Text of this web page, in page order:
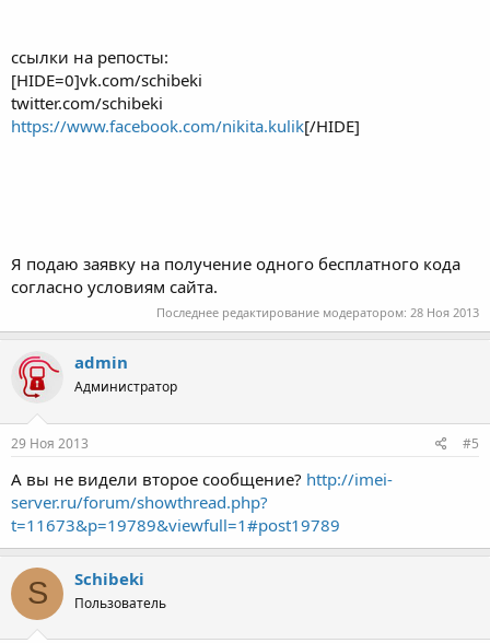
ссылки на репосты:
[HIDE=0]vk.com/schibeki
twitter.com/schibeki
https://www.facebook.com/nikita.kulik[/HIDE]
Я подаю заявку на получение одного бесплатного кода
согласно условиям сайта.
Последнее редактирование модератором: 28 Ноя 2013
admin
Администратор
29 Ноя 2013 #5
А вы не видели второе сообщение? http://imei-
server.ru/forum/showthread.php?
t=11673&p=19789&viewfull=1#post19789
S Schibeki
Пользователь